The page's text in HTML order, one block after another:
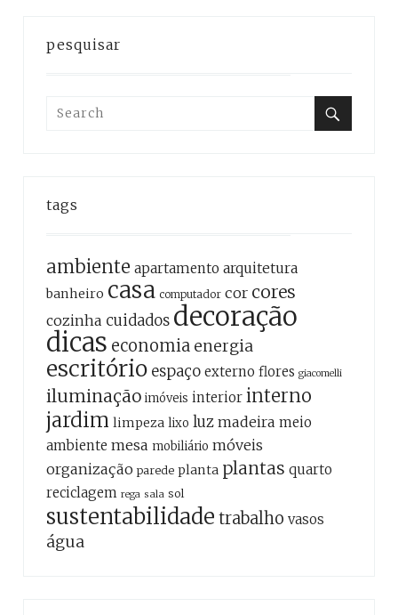
pesquisar
Search
tags
ambiente apartamento arquitetura
banheiro casa computador cor cores
cozinha cuidados decoração
dicas economia energia
escritório espaço externo flores giacomelli
iluminação imóveis interior interno
jardim limpeza lixo luz madeira meio
ambiente mesa mobiliário móveis
organização parede planta plantas quarto
reciclagem rega sala sol
sustentabilidade trabalho vasos
água